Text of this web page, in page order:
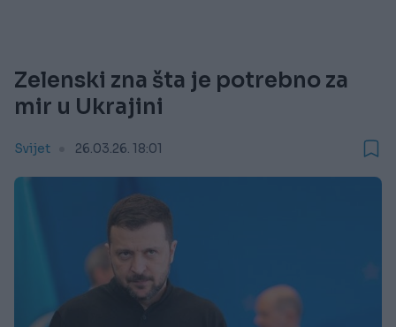
Zelenski zna šta je potrebno za
mir u Ukrajini
Svijet 26.03.26. 18:01